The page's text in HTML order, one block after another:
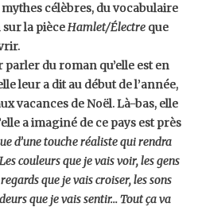
célèbres, du vocabulaire
la pièceHamlet/Électreque
parler du roman qu’elle est en
leur a dit au début de l’année,
vacances de Noël. Là-bas, elle
a imaginé de ce pays est près
d’une touche réaliste qui rendra
couleurs que je vais voir, les gens
que je vais croiser, les sons
que je vais sentir… Tout ça va